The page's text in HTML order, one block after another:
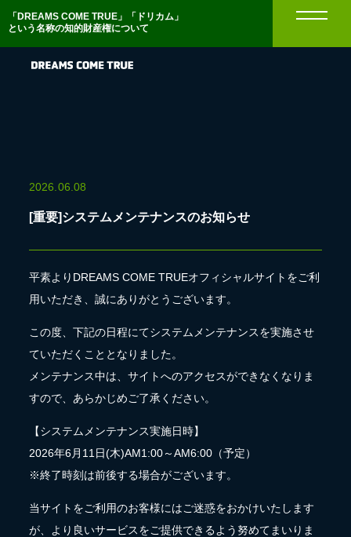
「DREAMS COME TRUE」「ドリカム」
という名称の知的財産権について
2026.06.08
[重要]システムメンテナンスのお知らせ
平素よりDREAMS COME TRUEオフィシャルサイトをご利
用いただき、誠にありがとうございます。
この度、下記の日程にてシステムメンテナンスを実施させ
ていただくこととなりました。
メンテナンス中は、サイトへのアクセスができなくなりま
すので、あらかじめご了承ください。
【システムメンテナンス実施日時】
2026年6月11日(木)AM1:00～AM6:00（予定）
※終了時刻は前後する場合がございます。
当サイトをご利用のお客様にはご迷惑をおかけいたします
が、より良いサービスをご提供できるよう努めてまいりま